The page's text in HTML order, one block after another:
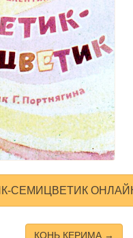
СЕМИЦВЕТИК
КОНЬ КЕРИМА →